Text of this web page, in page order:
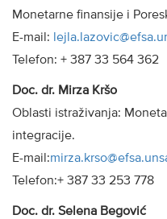
Monetarne finansije i
E-mail:
Telefon: + 387 33 564 362
Doc. dr. Mirza Kršo
Oblasti istraživanja:
integracije.
E-mail:
Telefon:+ 387 33 253 778
Doc. dr. Selena Begović